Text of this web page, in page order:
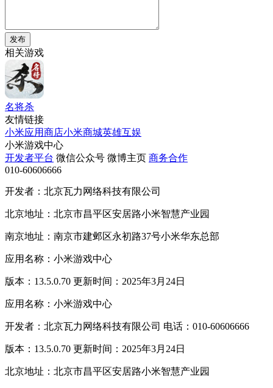
发布
相关游戏
名将杀
友情链接
小米应用商店小米商城英雄互娱
小米游戏中心
开发者平台 微信公众号 微博主页 商务合作
010-60606666
开发者：北京瓦力网络科技有限公司
北京地址：北京市昌平区安居路小米智慧产业园
南京地址：南京市建邺区永初路37号小米华东总部
应用名称：小米游戏中心
版本：13.5.0.70 更新时间：2025年3月24日
应用名称：小米游戏中心
开发者：北京瓦力网络科技有限公司 电话：010-60606666
版本：13.5.0.70 更新时间：2025年3月24日
北京地址：北京市昌平区安居路小米智慧产业园